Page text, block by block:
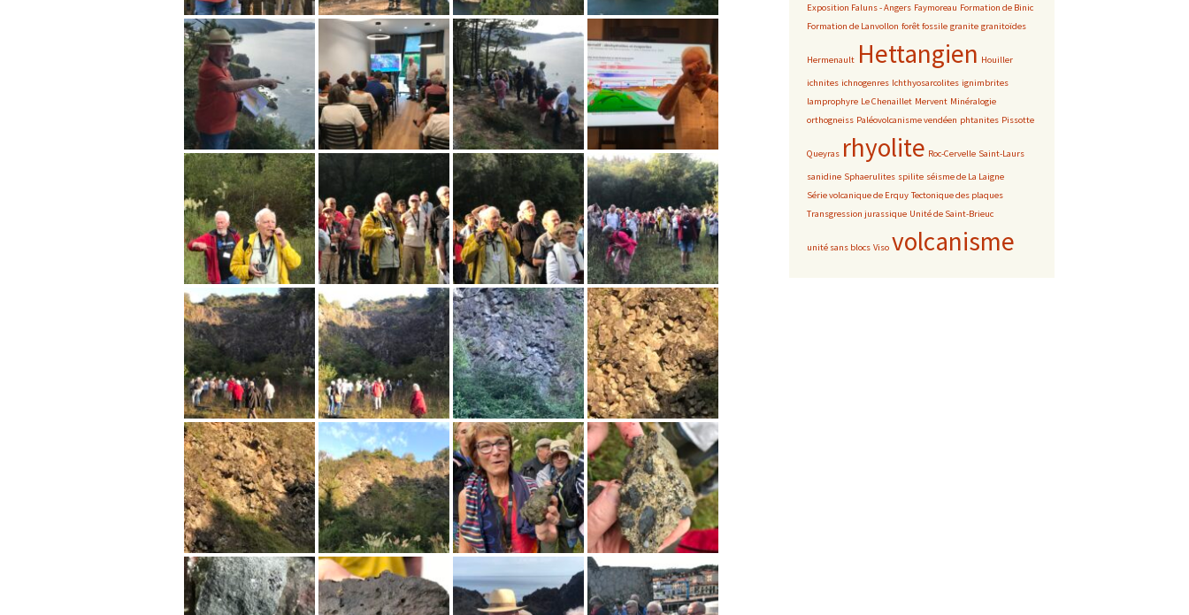
Exposition Faluns - Angers Faymoreau Formation de Binic
Formation de Lanvollon forêt fossile granite granitoïdes
Hermenault Hettangien Houiller
ichnites ichnogenres Ichthyosarcolites ignimbrites
lamprophyre Le Chenaillet Mervent Minéralogie
orthogneiss Paléovolcanisme vendéen phtanites Pissotte
Queyras rhyolite Roc-Cervelle Saint-Laurs
sanidine Sphaerulites spilite séisme de La Laigne
Série volcanique de Erquy Tectonique des plaques
Transgression jurassique Unité de Saint-Brieuc
unité sans blocs Viso volcanisme